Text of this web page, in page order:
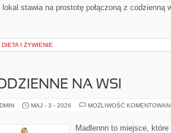
stawia na prostotę połączoną z codzienną
DIETA I ŻYWIENIE
NA WSI
MAJ - 3 - 2026 MOŻLIWOŚĆ
Madlennn to miejsce,